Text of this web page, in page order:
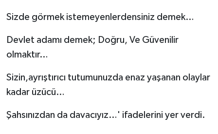
Sizde görmek istemeyenlerdensiniz demek…
Devlet adamı demek; Doğru, Ve Güvenilir
olmaktır…
Sizin,ayrıştırıcı tutumunuzda enaz yaşanan olaylar
kadar üzücü…
Şahsınızdan da davacıyız…' ifadelerini yer verdi.